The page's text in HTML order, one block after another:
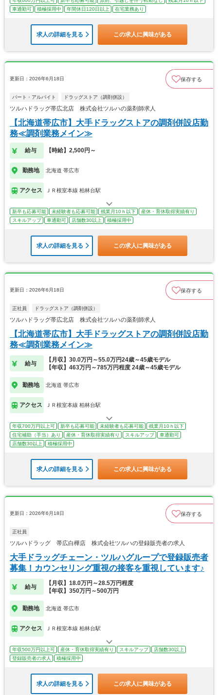
車通勤可
積極採用中 年間休日120日以上 在宅業務あり
求人の詳細を見る この求人に興味がある
更新日：2026年6月18日 保存する
パート・アルバイト ドラッグストア（調剤併設）
ツルハドラッグ帯広北店 株式会社ツルハの薬剤師求人
【北海道帯広市】大手ドラッグストアの調剤併設店勤
務≪調剤業務メイン≫
給与 【時給】2,500円～
勤務地 北海道 帯広市
アクセス ＪＲ根室本線 柏林台駅
新卒も応募可能 未経験者も応募可能 残業月10ｈ以下
産休・育休取得実績有り
スキルアップ
車通勤可 店舗数30以上 積極採用中
求人の詳細を見る この求人に興味がある
更新日：2026年6月18日 保存する
正社員 ドラッグストア（調剤併設）
ツルハドラッグ帯広北店 株式会社ツルハの薬剤師求人
【北海道帯広市】大手ドラッグストアの調剤併設店勤
務≪調剤業務メイン≫
給与
【月収】30.0万円～55.0万円24歳～45歳モデル
【年収】463万円～785万円程度 24歳～45歳モデル
勤務地 北海道 帯広市
アクセス ＪＲ根室本線 柏林台駅
年収700万円以上可 新卒も応募可能 未経験者も応募可能
残業月10ｈ以下
住宅補助（手当）あり
産休・育休取得実績有り スキルアップ
車通勤可
店舗数30以上
積極採用中
求人の詳細を見る この求人に興味がある
更新日：2026年6月18日 保存する
正社員
ツルハドラッグ 帯広白樺店 株式会社ツルハの登録販売者の求人
大手ドラッグチェーン・ツルハグループで登録販売者
募集！カウンセリング重視の接客を重視しています♪
給与
【月収】18.0万円～28.5万円程度
【年収】350万円～500万円
勤務地 北海道 帯広市
アクセス ＪＲ根室本線 柏林台駅
年収500万円以上可 産休・育休取得実績有り スキルアップ
店舗数30以上
登録販売者の求人
積極採用中
求人の詳細を見る この求人に興味がある